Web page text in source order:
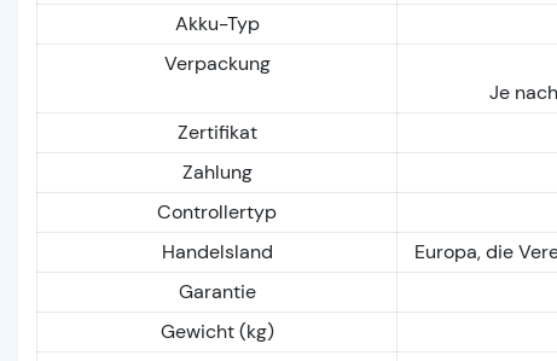
Akku-Typ
Verpackung
Je
Zertifikat
Zahlung
Controllertyp
Handelsland
Europa, die
Garantie
Gewicht (kg)